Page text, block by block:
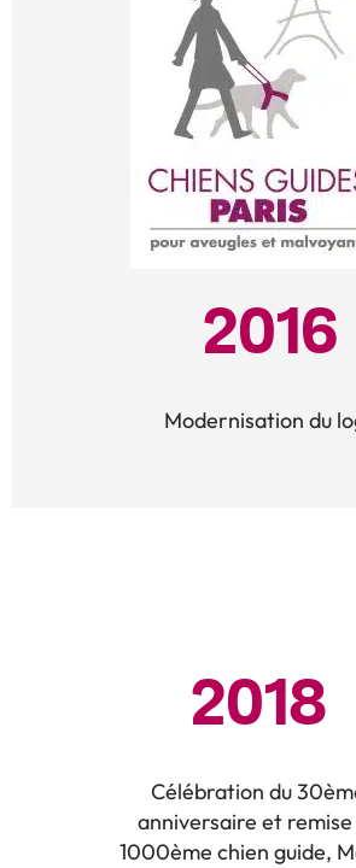
2016
Modernisation du
2018
Célébration du
anniversaire et remise
1000ème chien guide,